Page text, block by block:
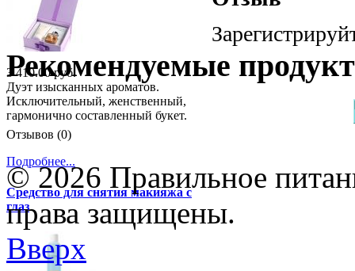
3 410.00 руб.
Дуэт изысканных ароматов.
Исключительный, женственный,
гармонично составленный букет.
Отзывов (0)
Подробнее...
Средство для снятия макияжа с
глаз
Рекомендуемые
© 2026 Правильное
права защищены.
Вверх